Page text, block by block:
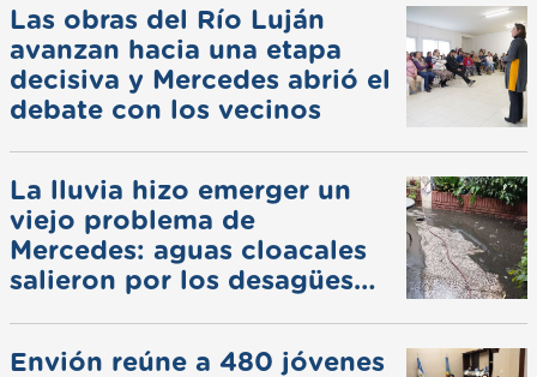
Las obras del Río Luján
avanzan hacia una etapa
decisiva y Mercedes abrió el
debate con los vecinos
La lluvia hizo emerger un
viejo problema de
Mercedes: aguas cloacales
salieron por los desagües
Envión reúne a 480 jóvenes